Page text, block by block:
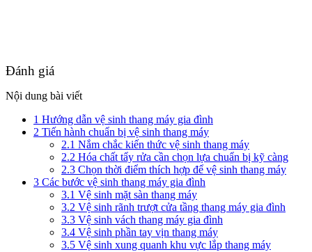
Đánh giá
Nội dung bài viết
1 Hướng dẫn vệ sinh thang máy gia đình
2 Tiến hành chuẩn bị vệ sinh thang máy
2.1 Nắm chắc kiến thức vệ sinh thang máy
2.2 Hóa chất tẩy rửa cần chọn lựa chuẩn bị kỹ càng
2.3 Chọn thời điểm thích hợp để vệ sinh thang máy
3 Các bước vệ sinh thang máy gia đình
3.1 Vệ sinh mặt sàn thang máy
3.2 Vệ sinh rãnh trượt cửa tầng thang máy gia đình
3.3 Vệ sinh vách thang máy gia đình
3.4 Vệ sinh phần tay vịn thang máy
3.5 Vệ sinh xung quanh khu vực lắp thang máy